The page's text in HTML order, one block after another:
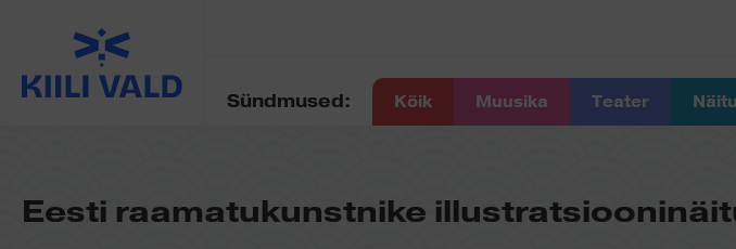
Sündmused: Kõik Muusika Teater
Eesti raamatukunstnike